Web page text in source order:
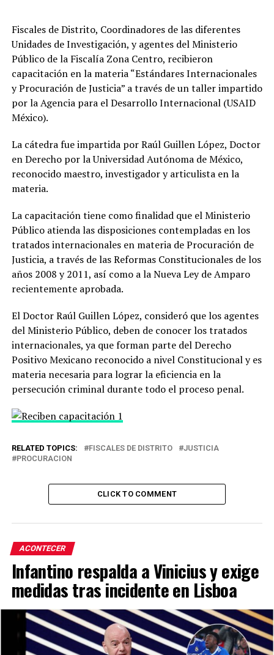
Fiscales de Distrito, Coordinadores de las diferentes
Unidades de Investigación, y agentes del Ministerio
Público de la Fiscalía Zona Centro, recibieron
capacitación en la materia “Estándares Internacionales
y Procuración de Justicia” a través de un taller impartido
por la Agencia para el Desarrollo Internacional (USAID
México).
La cátedra fue impartida por Raúl Guillen López, Doctor
en Derecho por la Universidad Autónoma de México,
reconocido maestro, investigador y articulista en la
materia.
La capacitación tiene como finalidad que el Ministerio
Público atienda las disposiciones contempladas en los
tratados internacionales en materia de Procuración de
Justicia, a través de las Reformas Constitucionales de los
años 2008 y 2011, así como a la Nueva Ley de Amparo
recientemente aprobada.
El Doctor Raúl Guillen López, consideró que los agentes
del Ministerio Público, deben de conocer los tratados
internacionales, ya que forman parte del Derecho
Positivo Mexicano reconocido a nivel Constitucional y es
materia necesaria para lograr la eficiencia en la
persecución criminal durante todo el proceso penal.
RELATED TOPICS: FISCALES DE DISTRITO
JUSTICIA
PROCURACION
CLICK TO COMMENT
ACONTECER
Infantino respalda a Vinicius y exige
medidas tras incidente en Lisboa